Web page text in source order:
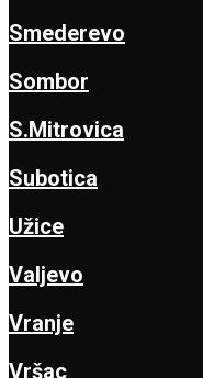
Smederevo
Sombor
S.Mitrovica
Subotica
Užice
Valjevo
Vranje
Vršac